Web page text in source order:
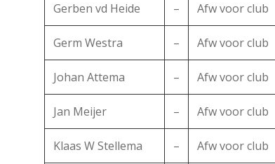
Gerben vd Heide – Afw voor club
Germ Westra – Afw voor club
Johan Attema – Afw voor club
Jan Meijer – Afw voor club
Klaas W Stellema – Afw voor club